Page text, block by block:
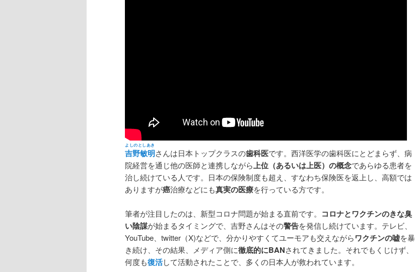
吉野敏明
よしのとしあき
さんは日本トップクラスの歯科医です。西洋医学の歯科医にとどまらず、病
院経営を通じ他の医師と連携しながら上位（あるいは上医）の概念であらゆる患者を
治し続けている人です。日本の保険制度も超え、すなわち保険医を返上し、高額では
ありますが癌治療などにも真実の医療を行っている方です。
筆者が注目したのは、新型コロナ問題が始まる直前です。 コロナとワクチンのきな臭
い陰謀が始まるタイミングで、吉野さんはその警告を発信し続けています。テレビ、
YouTube、twitter（X)などで、分かりやすくてユーモアも交えながらワクチンの嘘を暴
き続け、その結果、メディア側に徹底的にBANされてきました。それでもくじけず、
何度も復活して活動されたことで、多くの日本人が救われています。